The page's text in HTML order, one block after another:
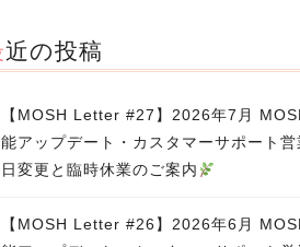
最近の投稿
【MOSH Letter #27】2026年7月
能アップデート・カスタマーサポート営
日変更と臨時休業のご案内
【MOSH Letter #26】2026年6月